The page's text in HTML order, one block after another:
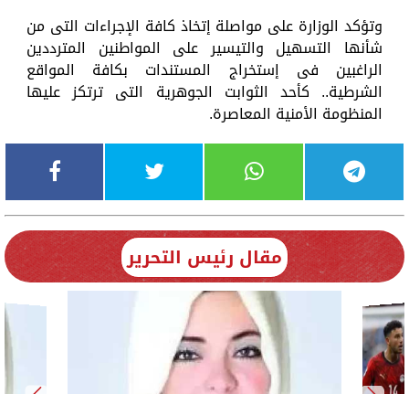
وتؤكد الوزارة على مواصلة إتخاذ كافة الإجراءات التى من
شأنها التسهيل والتيسير على المواطنين المترددين
الراغبين فى إستخراج المستندات بكافة المواقع
الشرطية.. كأحد الثوابت الجوهرية التى ترتكز عليها
المنظومة الأمنية المعاصرة.
مقال رئيس التحرير